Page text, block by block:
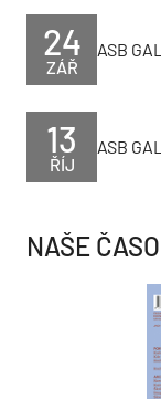
ZÁŘ
24 ASB
ŘÍJ
13 ASB
NAŠE